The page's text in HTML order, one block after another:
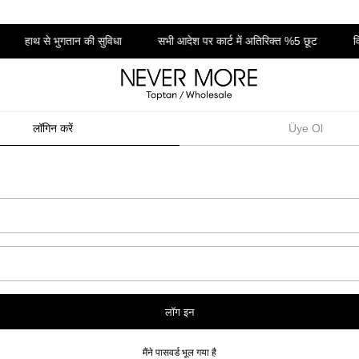
हाथ से भुगतान की सुविधा सभी आदेश पर कार्ट में अतिरिक्त %5 छूट
लॉगिन करें Üye Ol
लॉग इन
मैंने पासवर्ड भूल गया है